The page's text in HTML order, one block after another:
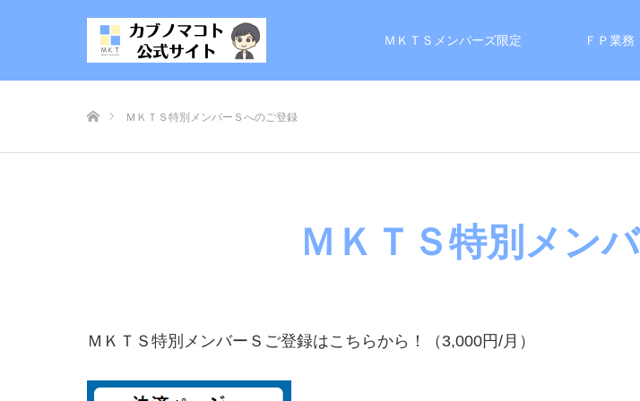
ＭＫＴＳメンバーズ限定 ＦＰ業務
ＭＫＴＳ特別メンバーＳへのご登録
ＭＫＴＳ特別メン
ＭＫＴＳ特別メンバーＳご登録はこちらから！（3,000円/月）